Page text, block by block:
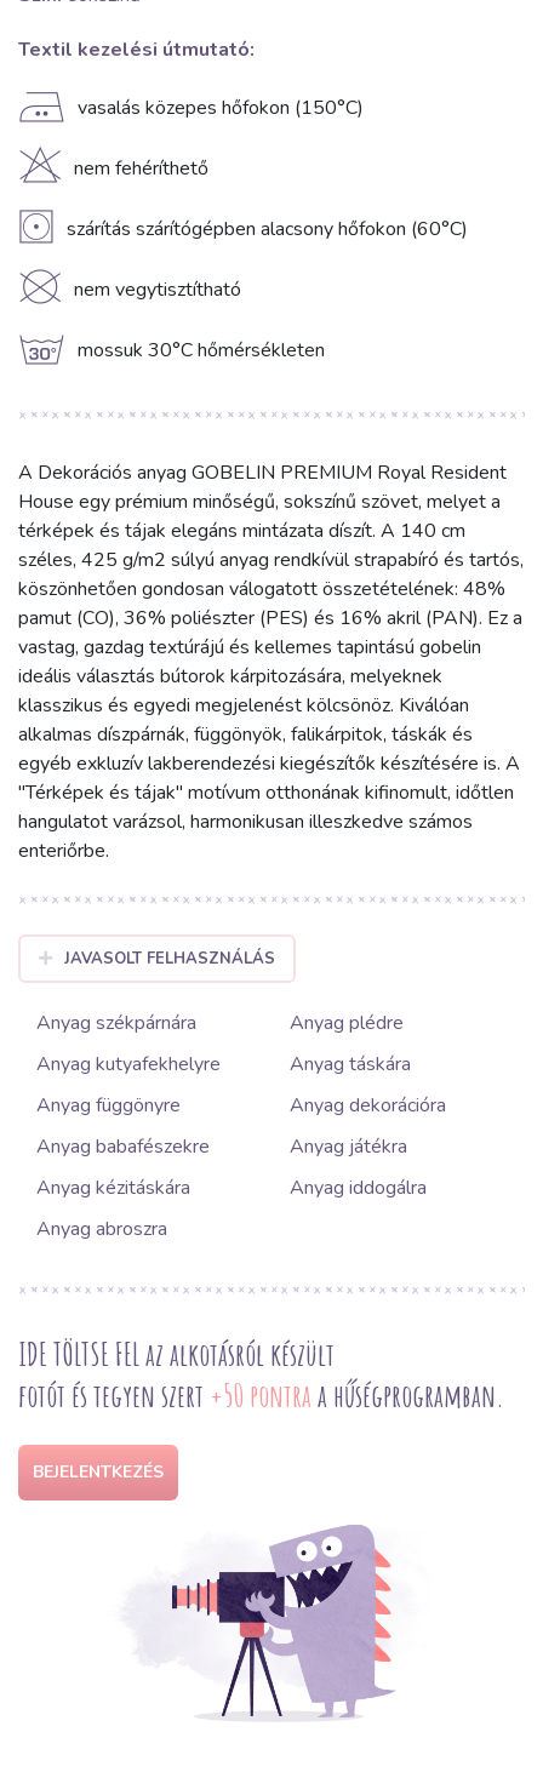
Textil kezelési útmutató:
E vasalás közepes hőfokon (150°C)
H nem fehéríthető
V szárítás szárítógépben alacsony hőfokon (60°C)
K nem vegytisztítható
g mossuk 30°C hőmérsékleten
A Dekorációs anyag GOBELIN PREMIUM Royal Resident
House egy prémium minőségű, sokszínű szövet, melyet a
térképek és tájak elegáns mintázata díszít. A 140 cm
széles, 425 g/m2 súlyú anyag rendkívül strapabíró és tartós,
köszönhetően gondosan válogatott összetételének: 48%
pamut (CO), 36% poliészter (PES) és 16% akril (PAN). Ez a
vastag, gazdag textúrájú és kellemes tapintású gobelin
ideális választás bútorok kárpitozására, melyeknek
klasszikus és egyedi megjelenést kölcsönöz. Kiválóan
alkalmas díszpárnák, függönyök, falikárpitok, táskák és
egyéb exkluzív lakberendezési kiegészítők készítésére is. A
"Térképek és tájak" motívum otthonának kifinomult, időtlen
hangulatot varázsol, harmonikusan illeszkedve számos
enteriőrbe.
JAVASOLT FELHASZNÁLÁS
Anyag székpárnára
Anyag plédre
Anyag kutyafekhelyre
Anyag táskára
Anyag függönyre
Anyag dekorációra
Anyag babafészekre
Anyag játékra
Anyag kézitáskára
Anyag iddogálra
Anyag abroszra
IDE TÖLTSE FEL az alkotásról készült
fotót és tegyen szert +50 pontraa hűségprogramban.
BEJELENTKEZÉS